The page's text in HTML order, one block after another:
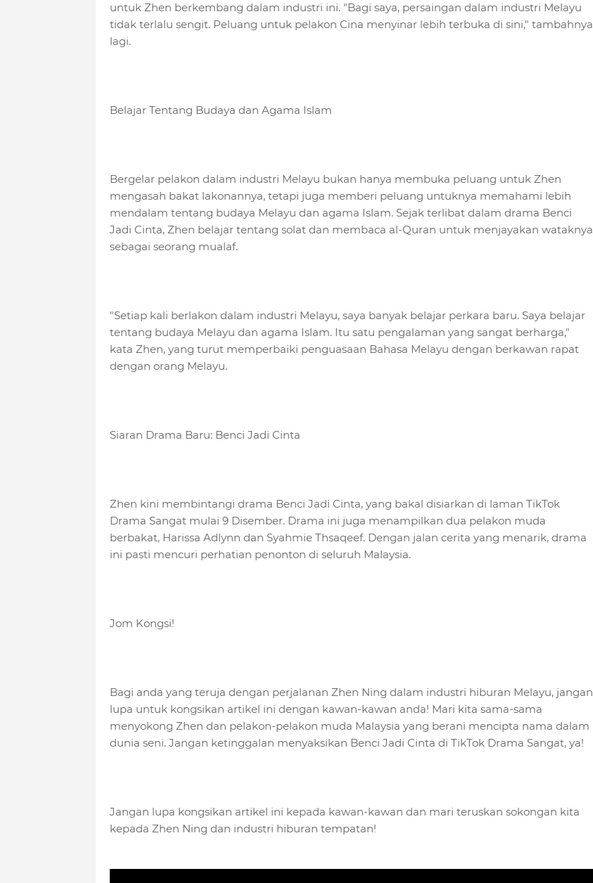
untuk Zhen berkembang dalam industri ini. "Bagi saya, persaingan dalam industri Melayu
tidak terlalu sengit. Peluang untuk pelakon Cina menyinar lebih terbuka di sini," tambahnya
lagi.
Belajar Tentang Budaya dan Agama Islam
Bergelar pelakon dalam industri Melayu bukan hanya membuka peluang untuk Zhen
mengasah bakat lakonannya, tetapi juga memberi peluang untuknya memahami lebih
mendalam tentang budaya Melayu dan agama Islam. Sejak terlibat dalam drama Benci
Jadi Cinta, Zhen belajar tentang solat dan membaca al-Quran untuk menjayakan wataknya
sebagai seorang mualaf.
"Setiap kali berlakon dalam industri Melayu, saya banyak belajar perkara baru. Saya belajar
tentang budaya Melayu dan agama Islam. Itu satu pengalaman yang sangat berharga,"
kata Zhen, yang turut memperbaiki penguasaan Bahasa Melayu dengan berkawan rapat
dengan orang Melayu.
Siaran Drama Baru: Benci Jadi Cinta
Zhen kini membintangi drama Benci Jadi Cinta, yang bakal disiarkan di laman TikTok
Drama Sangat mulai 9 Disember. Drama ini juga menampilkan dua pelakon muda
berbakat, Harissa Adlynn dan Syahmie Thsaqeef. Dengan jalan cerita yang menarik, drama
ini pasti mencuri perhatian penonton di seluruh Malaysia.
Jom Kongsi!
Bagi anda yang teruja dengan perjalanan Zhen Ning dalam industri hiburan Melayu, jangan
lupa untuk kongsikan artikel ini dengan kawan-kawan anda! Mari kita sama-sama
menyokong Zhen dan pelakon-pelakon muda Malaysia yang berani mencipta nama dalam
dunia seni. Jangan ketinggalan menyaksikan Benci Jadi Cinta di TikTok Drama Sangat, ya!
Jangan lupa kongsikan artikel ini kepada kawan-kawan dan mari teruskan sokongan kita
kepada Zhen Ning dan industri hiburan tempatan!